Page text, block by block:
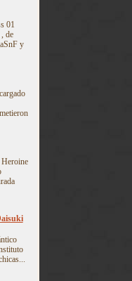
01
de
y
Heroine